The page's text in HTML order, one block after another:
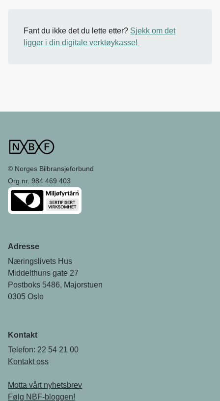
Fant du ikke det du lette etter? Sjekk om det
ligger i din digitale verktøykasse!
© Norges Bilbransjeforbund
Org.nr. 984 469 403
Adresse
Næringslivets Hus
Middelthuns gate 27
Postboks 5486, Majorstuen
0305 Oslo
Kontakt
Telefon: 22 54 21 00
Kontakt oss
Motta vårt nyhetsbrev
Følg NBF-bloggen!